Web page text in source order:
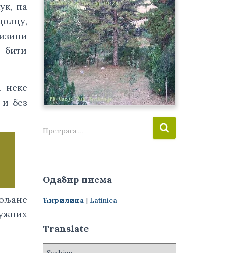
па
бити
неке
без
П
р
а
а
а
Претрага …
Одабир писма
Ћирилица | Latinica
Translate